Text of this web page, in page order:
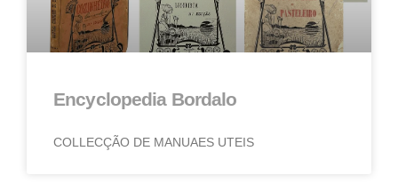
Encyclopedia Bordalo
COLLECÇÃO DE MANUAES UTEIS